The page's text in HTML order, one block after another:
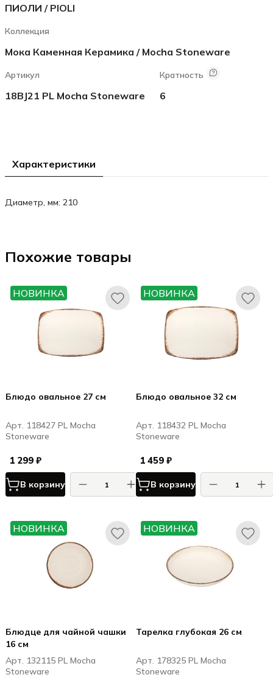
ПИОЛИ / PIOLI
Коллекция
Мока Каменная Керамика / Mocha Stoneware
Артикул
18BJ21 PL Mocha Stoneware
Кратность
6
Характеристики
Диаметр, мм: 210
Похожие товары
НОВИНКА
Блюдо овальное 27 см
Арт. 118427 PL Mocha
Stoneware
1 299 ₽
В корзину
НОВИНКА
Блюдо овальное 32 см
Арт. 118432 PL Mocha
Stoneware
1 459 ₽
В корзину
НОВИНКА
Блюдце для чайной чашки
16 см
Арт. 132115 PL Mocha
Stoneware
НОВИНКА
Тарелка глубокая 26 см
Арт. 178325 PL Mocha
Stoneware